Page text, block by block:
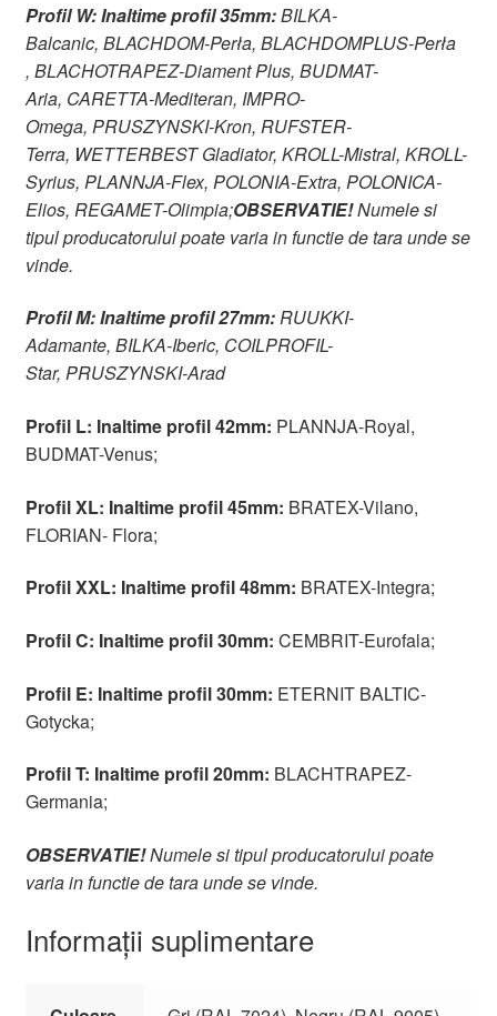
Profil W:Inaltime profil 35mm:BILKA-
Balcanic, BLACHDOM-Perła, BLACHDOMPLUS-Perła
, BLACHOTRAPEZ-Diament Plus, BUDMAT-
Aria, CARETTA-Mediteran, IMPRO-
Omega, PRUSZYNSKI-Kron, RUFSTER-
Terra, WETTERBEST Gladiator, KROLL-Mistral, KROLL-
Syrius, PLANNJA-Flex, POLONIA-Extra, POLONICA-
Elios, REGAMET-Olimpia;OBSERVATIE!Numele si
tipul producatorului poate varia in functie de tara unde se
vinde.
Profil M:Inaltime profil 27mm:RUUKKI-
Adamante, BILKA-Iberic, COILPROFIL-
Star, PRUSZYNSKI-Arad
Profil L: Inaltime profil 42mm: PLANNJA-Royal,
BUDMAT-Venus;
Profil XL: Inaltime profil 45mm: BRATEX-Vilano,
FLORIAN- Flora;
Profil XXL: Inaltime profil 48mm: BRATEX-Integra;
Profil C: Inaltime profil 30mm: CEMBRIT-Eurofala;
Profil E: Inaltime profil 30mm: ETERNIT BALTIC-
Gotycka;
Profil T: Inaltime profil 20mm: BLACHTRAPEZ-
Germania;
OBSERVATIE!Numele si tipul producatorului poate
varia in functie de tara unde se vinde.
Informații suplimentare